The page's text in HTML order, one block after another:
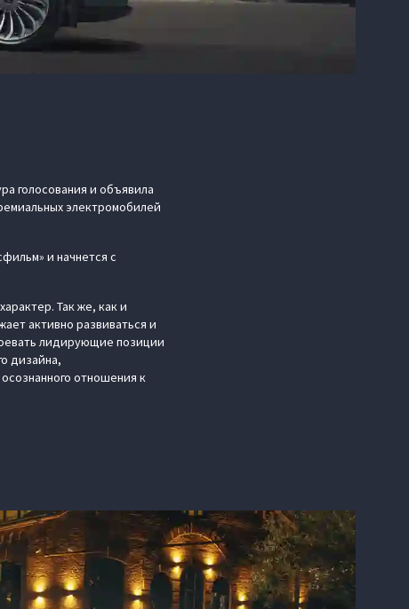
голосования и объявила
электромобилей
и начнется с
Так же, как и
активно развиваться и
лидирующие позиции
дизайна,
отношения к